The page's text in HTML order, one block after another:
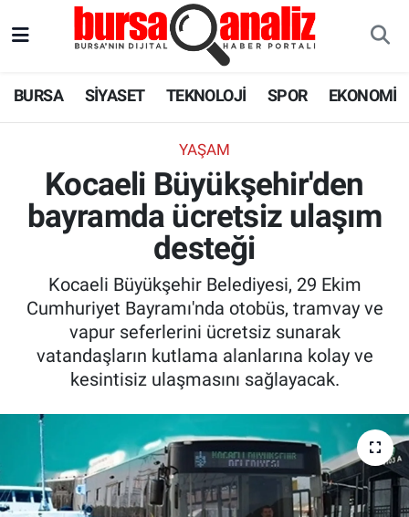
BURSA SİYASET TEKNOLOJİ SPOR EKONOMİ
YAŞAM
Kocaeli Büyükşehir'den
bayramda ücretsiz ulaşım
desteği
Kocaeli Büyükşehir Belediyesi, 29 Ekim
Cumhuriyet Bayramı'nda otobüs, tramvay ve
vapur seferlerini ücretsiz sunarak
vatandaşların kutlama alanlarına kolay ve
kesintisiz ulaşmasını sağlayacak.
SPOR
SAĞLIK
ASTROLOJİ
Süper Lig Puan Durumu ve Fikstür
Tüm Manşetler
Son Dakika Haberleri
Haber Arşivi